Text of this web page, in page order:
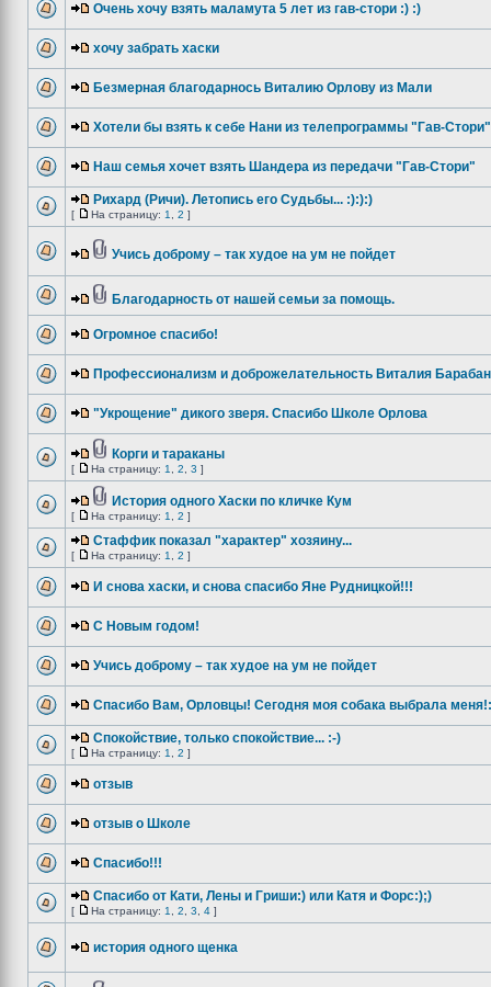
Очень хочу взять маламута 5 лет из гав-стори :) :)
хочу забрать хаски
Безмерная благодарнось Виталию Орлову из Мали
Хотели бы взять к себе Нани из телепрограммы "Гав-
Наш семья хочет взять Шандера из передачи "Гав-Стори"
Рихард (Ричи). Летопись его Судьбы... :):):)
[ На страницу: 1 2 ]
Учись доброму – так худое на ум не пойдет
Благодарность от нашей семьи за помощь.
Огромное спасибо!
Профессионализм и доброжелательность Виталия
"Укрощение" дикого зверя. Спасибо Школе Орлова
Корги и тараканы
[ На страницу: 1 2 3 ]
История одного Хаски по кличке Кум
[ На страницу: 1 2 ]
Стаффик показал "характер" хозяину...
[ На страницу: 1 2 ]
И снова хаски, и снова спасибо Яне Рудницкой!!!
С Новым годом!
Учись доброму – так худое на ум не пойдет
Спасибо Вам, Орловцы! Сегодня моя собака выбрала
Спокойствие, только спокойствие... :-)
[ На страницу: 1 2 ]
отзыв
отзыв о Школе
Спасибо!!!
Спасибо от Кати, Лены и Гриши:) или Катя и Форс:);)
[ На страницу: 1 2 3 4 ]
история одного щенка